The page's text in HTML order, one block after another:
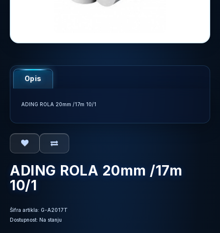
Opis
ADING ROLA 20mm /17m 10/1
ADING ROLA 20mm /17m
10/1
Šifra artikla: G-A2017T
Dostupnost: Na stanju